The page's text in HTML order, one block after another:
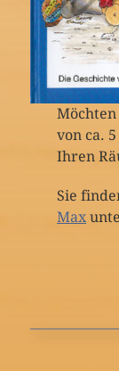
von ca.
Ihren
Sie
Max